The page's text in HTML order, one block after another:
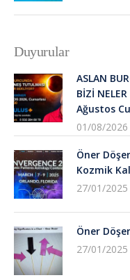
Duyurular
ASLAN
BİZİ
Ağustos
01/08/2026
Öner
Kozmik
27/01/2025
Öner
27/01/2025